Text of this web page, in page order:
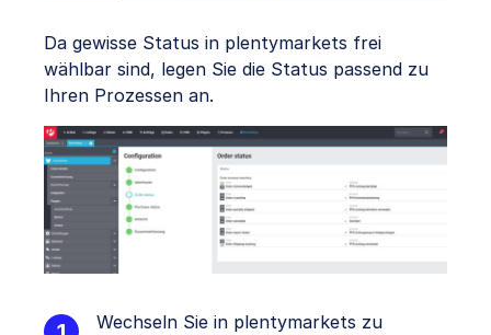
Da gewisse Status in plentymarkets frei
wählbar sind, legen Sie die Status passend zu
Ihren Prozessen an.
Wechseln Sie in plentymarkets zu